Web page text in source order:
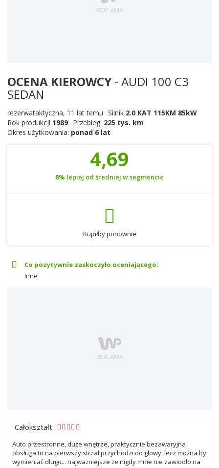
OCENA KIEROWCY - AUDI 100 C3
SEDAN
rezerwataktyczna, 11 lat temu Silnik 2.0 KAT 115KM 85kW
Rok produkcji 1989 Przebieg: 225 tys. km
Okres użytkowania: ponad 6 lat
4,69
8% lepiej od średniej w segmencie
Kupiłby ponownie
Co pozytywnie zaskoczyło oceniającego:
Inne
Całokształt
Auto przestronne, duże wnętrze, praktycznie bezawaryjna
obsługa to na pierwszy strzał przychodzi do głowy, lecz można by
wymieniać długo... najważniejsze że nigdy mnie nie zawiodło na